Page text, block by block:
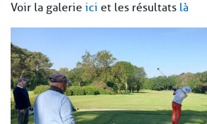
Voir la galerie ici et les résultats là